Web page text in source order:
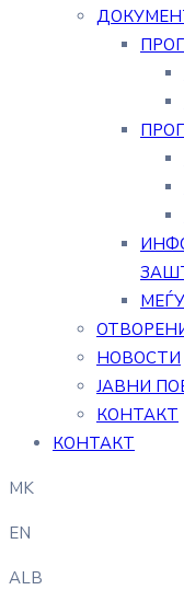
НОВОСТИ
ЈАВНИ
КОНТАКТ
КОНТАКТ
MK
EN
ALB